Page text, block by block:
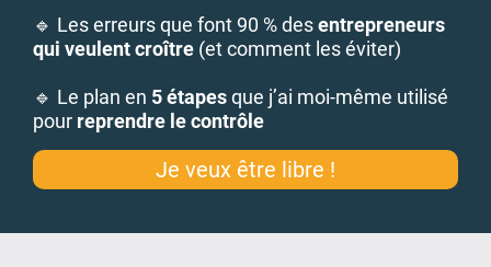
🔹 Les erreurs que font 90 % desentrepreneurs
qui veulent croître (et comment les éviter)
🔹 Le plan en 5 étapesque j’ai moi-même utilisé
pour reprendre le contrôle
Je veux être libre !